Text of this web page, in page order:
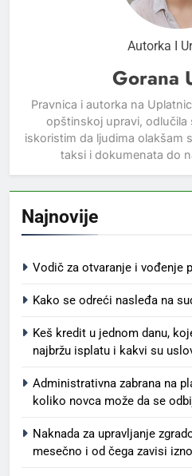
Autorka I
Gorana
Pravnica i autorka na
opštinskoj upravi, odlučila
iskoristim da ljudima olakšam
taksi i dokumenata do
Najnovije
Vodič za otvaranje i vođenje
Kako se odreći nasleđa na
Keš kredit u jednom danu,
najbržu isplatu i kakvi su
Administrativna zabrana na
koliko novca može da se
Naknada za upravljanje
mesečno i od čega zavisi